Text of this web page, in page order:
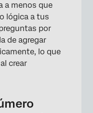
a menos que
o lógica a tus
por
de agregar
lo que
crear